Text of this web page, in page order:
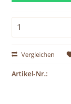
Vergleichen
Artikel-Nr.: